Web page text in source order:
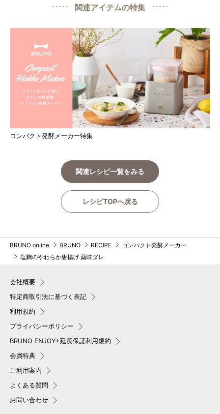
関連アイテムの特集
コンパクト発酵メーカー特集
関連レシピ一覧をみる
レシピTOPへ戻る
BRUNO online BRUNO RECIPE
コンパクト発酵メーカー
塩麴のやわらか唐揚げ 薬味ダレ
会社概要
特定商取引法に基づく表記
利用規約
プライバシーポリシー
BRUNO ENJOY+延長保証利用規約
会員特典
ご利用案内
よくある質問
お問い合わせ